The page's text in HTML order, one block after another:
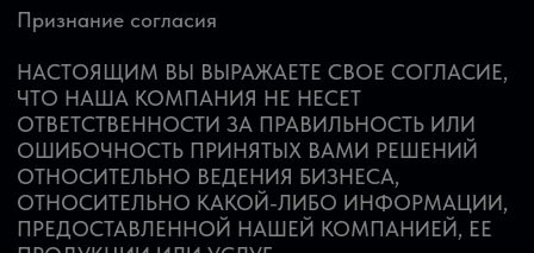
Трехгорный Вал, д. 24